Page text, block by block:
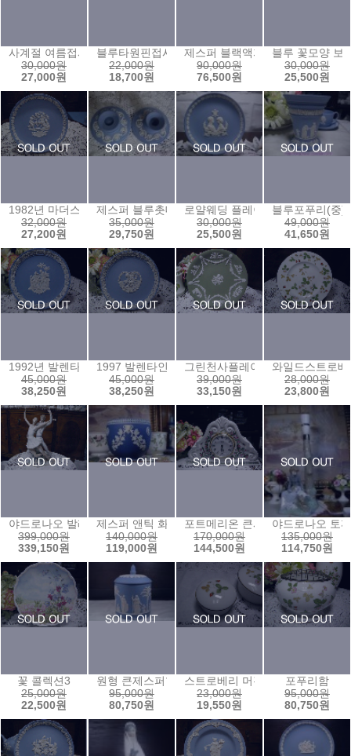
사계절 여름접시
30,000원
27,000원
블루타원핀접시ⓣ
22,000원
18,700원
제스퍼 블랙액자프레임
90,000원
76,500원
블루 꽃모양 보
30,000원
25,500원
1982년 마더스 플레이트
32,000원
27,200원
제스퍼 블루촛대한쌍
35,000원
29,750원
로얄웨딩 플레이트
30,000원
25,500원
블루포푸리(중)
49,000원
41,650원
1992년 발렌타인 플레이트
45,000원
38,250원
1997 발렌타인
45,000원
38,250원
그린천사플레이트
39,000원
33,150원
와일드스트로
28,000원
23,800원
야드로나오 발레하는남녀
399,000원
339,150원
제스퍼 앤틱 화분08
140,000원
119,000원
포트메리온 큰시계
170,000원
144,500원
야드로나오 토
135,000원
114,750원
꽃 콜렉션3
25,000원
22,500원
원형 큰제스퍼함1
95,000원
80,750원
스트로베리 머핀보석함1
23,000원
19,550원
포푸리함
95,000원
80,750원